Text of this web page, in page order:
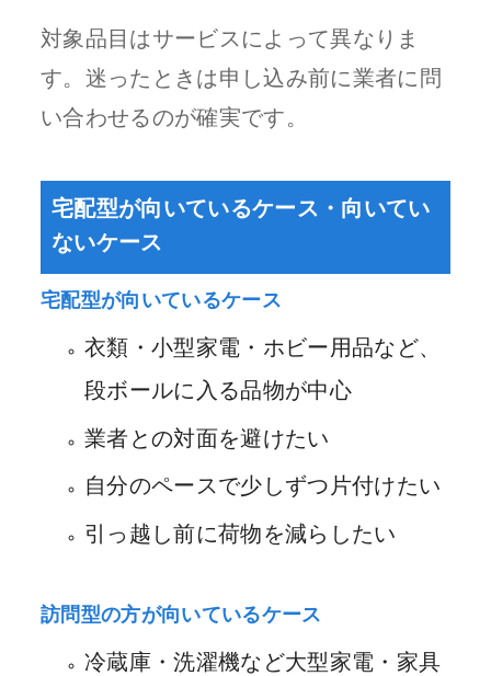
対象品目はサービスによって異なりま
す。迷ったときは申し込み前に業者に問
い合わせるのが確実です。
宅配型が向いているケース・向いてい
ないケース
宅配型が向いているケース
衣類・小型家電・ホビー用品など、
段ボールに入る品物が中心
業者との対面を避けたい
自分のペースで少しずつ片付けたい
引っ越し前に荷物を減らしたい
訪問型の方が向いているケース
冷蔵庫・洗濯機など大型家電・家具